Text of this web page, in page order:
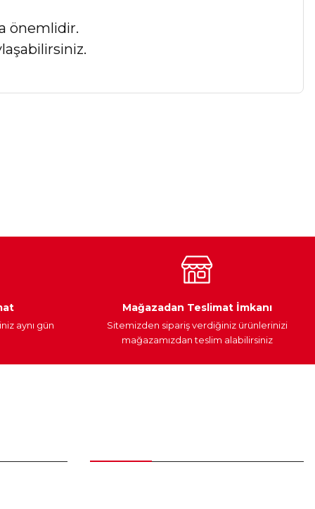
önemlidir.
Yedek Parça
aynı gün
Mağazadan Teslimat İmkanı
Sitemizden sipariş verdiğiniz ürünlerinizi
mağazamızdan teslim alabilirsiniz